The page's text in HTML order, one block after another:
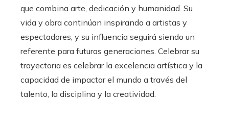
que combina arte, dedicación y humanidad. Su
vida y obra continúan inspirando a artistas y
espectadores, y su influencia seguirá siendo un
referente para futuras generaciones. Celebrar su
trayectoria es celebrar la excelencia artística y la
capacidad de impactar el mundo a través del
talento, la disciplina y la creatividad.